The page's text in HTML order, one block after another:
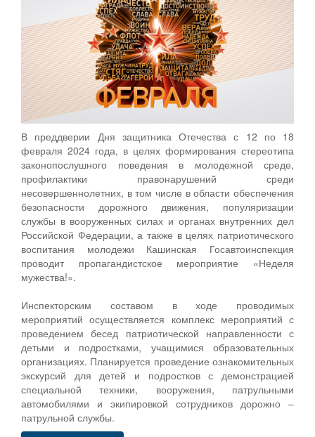
В преддверии Дня защитника Отечества с 12 по 18
февраля 2024 года, в целях формирования стереотипа
законопослушного поведения в молодежной среде,
профилактики правонарушений среди
несовершеннолетних, в том числе в области обеспечения
безопасности дорожного движения, популяризации
службы в вооруженных силах и органах внутренних дел
Российской Федерации, а также в целях патриотического
воспитания молодежи Кашинская Госавтоинспекция
проводит пропагандистское мероприятие «Неделя
мужества!».
Инспекторским составом в ходе проводимых
мероприятий осуществляется комплекс мероприятий с
проведением бесед патриотической направленности с
детьми и подростками, учащимися образовательных
организациях. Планируется проведение ознакомительных
экскурсий для детей и подростков с демонстрацией
специальной техники, вооружения, патрульными
автомобилями и экипировкой сотрудников дорожно –
патрульной службы.